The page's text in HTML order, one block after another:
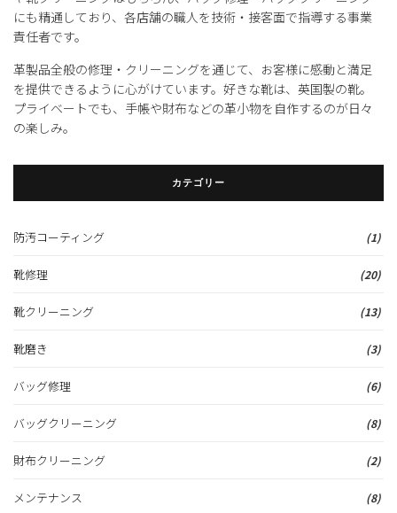
にも精通しており、各店舗の職人を技術・接客面で指導する事業
責任者です。
革製品全般の修理・クリーニングを通じて、お客様に感動と満足
を提供できるように心がけています。好きな靴は、英国製の靴。
プライベートでも、手帳や財布などの革小物を自作するのが日々
の楽しみ。
カテゴリー
防汚コーティング (1)
靴修理 (20)
靴クリーニング (13)
靴磨き (3)
バッグ修理 (6)
バッグクリーニング (8)
財布クリーニング (2)
メンテナンス (8)